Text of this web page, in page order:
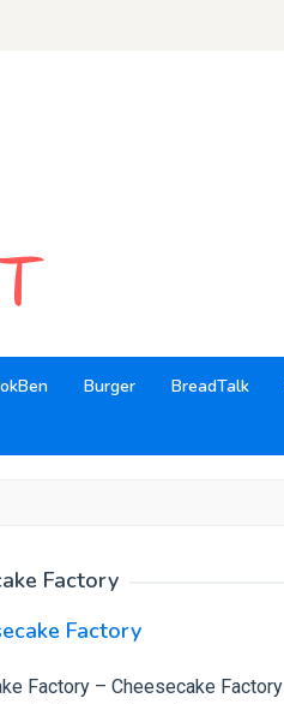
Burger BreadTalk
Factory
Factory
Factory – Cheesecake Factory